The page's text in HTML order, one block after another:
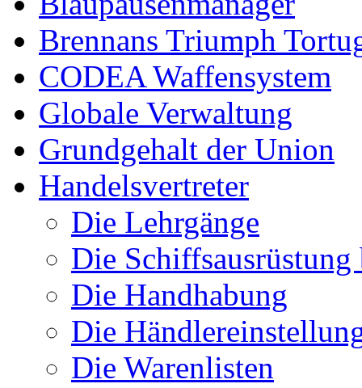
Brennans Triumph
CODEA Waffensystem
Globale Verwaltung
Grundgehalt der Union
Handelsvertreter
Die Lehrgänge
Die Schiffsausrüstung
Die Handhabung
Die
Die Warenlisten